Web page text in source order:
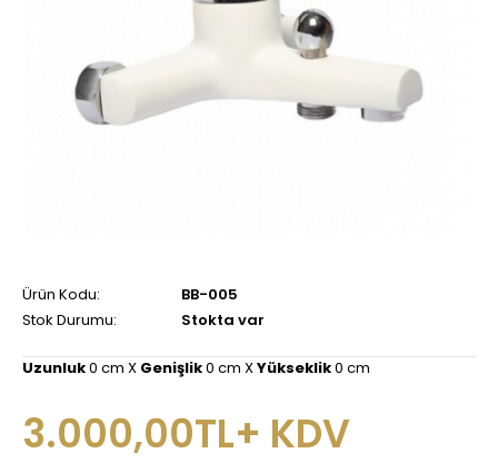
Ürün Kodu:
BB-005
Stok Durumu:
Stokta var
Uzunluk0 cm X Genişlik0 cm XYükseklik0 cm
3.000,00TL+ KDV